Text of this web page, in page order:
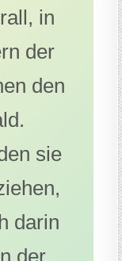
in
der
den
sie
darin
der